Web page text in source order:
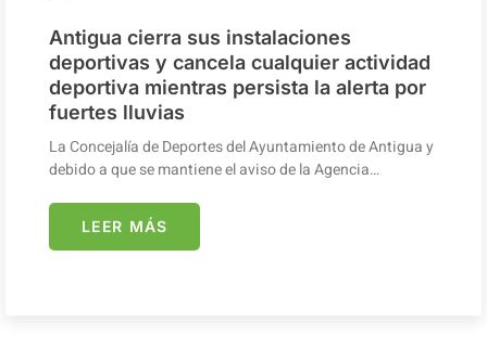
Antigua cierra sus instalaciones
deportivas y cancela cualquier actividad
deportiva mientras persista la alerta por
fuertes lluvias
La Concejalía de Deportes del Ayuntamiento de Antigua y
debido a que se mantiene el aviso de la Agencia…
LEER MÁS